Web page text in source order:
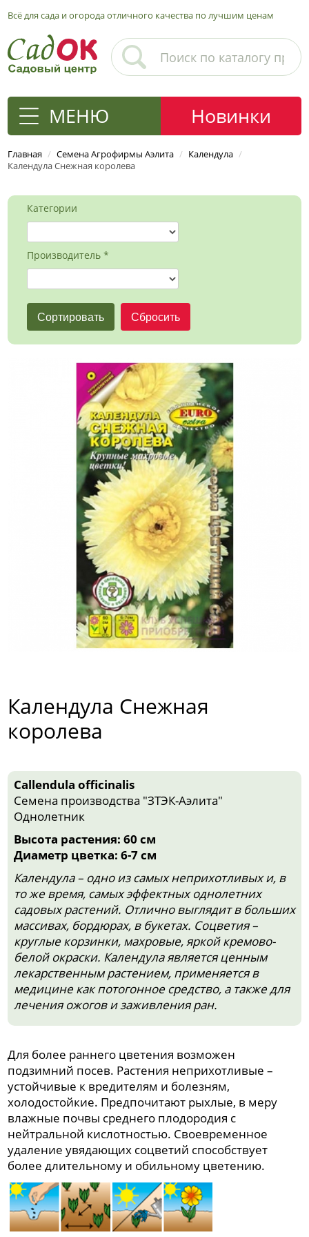
Всё для сада и огорода отличного качества по лучшим ценам
МЕНЮ Новинки
Главная / Семена Агрофирмы Аэлита / Календула /
Календула Снежная королева
Категории
Производитель *
Календула Снежная
королева
Callendula officinalis
Семена производства "ЗТЭК-Аэлита"
Однолетник
Высота растения: 60 см
Диаметр цветка: 6-7 см
Календула – одно из самых неприхотливых и, в
то же время, самых эффектных однолетних
садовых растений. Отлично выглядит в больших
массивах, бордюрах, в букетах. Соцветия –
круглые корзинки, махровые, яркой кремово-
белой окраски. Календула является ценным
лекарственным растением, применяется в
медицине как потогонное средство, а также для
лечения ожогов и заживления ран.
Для более раннего цветения возможен
подзимний посев. Растения неприхотливые –
устойчивые к вредителям и болезням,
холодостойкие. Предпочитают рыхлые, в меру
влажные почвы среднего плодородия с
нейтральной кислотностью. Своевременное
удаление увядающих соцветий способствует
более длительному и обильному цветению.